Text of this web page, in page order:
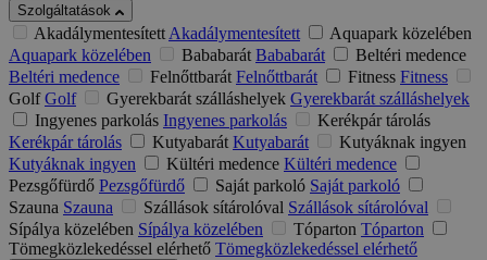
Szolgáltatások
AkadálymentesítettAkadálymentesített
Aquapark közelében
Aquapark közelében
Bababarát Bababarát
Beltéri medence
Beltéri medence
Felnőttbarát Felnőttbarát Fitness Fitness
Golf Golf Gyerekbarát szálláshelyek Gyerekbarát szálláshelyek
Ingyenes parkolás Ingyenes parkolás
Kerékpár tárolás
Kerékpár tárolás
Kutyabarát Kutyabarát
Kutyáknak ingyen
Kutyáknak ingyen
Kültéri medence Kültéri medence
Pezsgőfürdő Pezsgőfürdő Saját parkoló Saját parkoló
Szauna Szauna Szállások sítárolóval Szállások sítárolóval
Sípálya közelében Sípálya közelében Tóparton Tóparton
Tömegközlekedéssel elérhető Tömegközlekedéssel elérhető